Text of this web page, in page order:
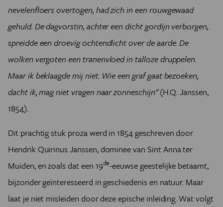
nevelenfloers overtogen, had zich in een rouwgewaad
gehuld. De dagvorstin, achter een dicht gordijn verborgen,
spreidde een droevig ochtendlicht over de aarde. De
wolken vergoten een tranenvloed in talloze druppelen.
Maar ik beklaagde mij niet. Wie een graf gaat bezoeken,
dacht ik, mag niet vragen naar zonneschijn"(H.Q. Janssen,
1854).
Dit prachtig stuk proza werd in 1854 geschreven door
Hendrik Quirinus Janssen, dominee van Sint Anna ter
Muiden, en zoals dat een 19de-eeuwse geestelijke betaamt,
bijzonder geïnteresseerd in geschiedenis en natuur. Maar
laat je niet misleiden door deze epische inleiding. Wat volgt